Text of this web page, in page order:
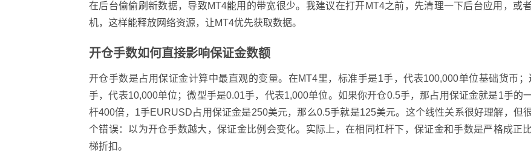
在后台偷偷刷新数据，导致MT4能用的带宽很少。我建议在打开MT4之前，先清理一下后台应用，或
机，这样能释放网络资源，让MT4优先获取数据。
开仓手数如何直接影响保证金数额
开仓手数是占用保证金计算中最直观的变量。在MT4里，标准手是1手，代表100,000单位基础货币；
手，代表10,000单位；微型手是0.01手，代表1,000单位。如果你开仓0.5手，那占用保证金就是1手的
杆400倍，1手EURUSD占用保证金是250美元，那么0.5手就是125美元。这个线性关系很好理解，但
个错误：以为开仓手数越大，保证金比例会变化。实际上，在相同杠杆下，保证金和手数是严格成正
梯折扣。